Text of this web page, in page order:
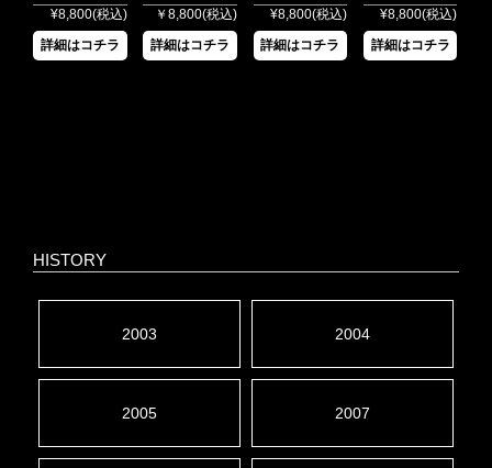
¥8,800(税込)
詳細はコチラ
￥8,800(税込)
詳細はコチラ
¥8,800(税込)
詳細はコチラ
¥8,800(税込)
詳細はコチラ
HISTORY
2003 2004
2005 2007